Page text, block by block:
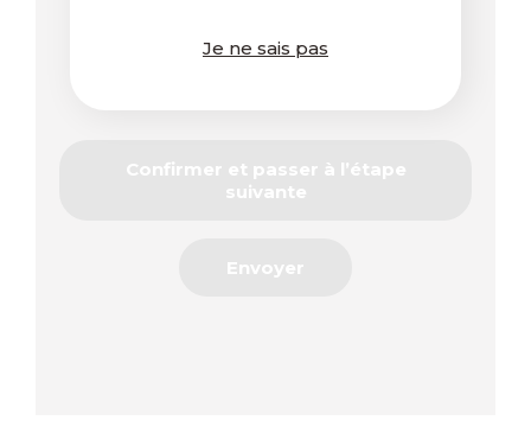
Je ne sais pas
Confirmer et passer à l’étape
suivante
Envoyer